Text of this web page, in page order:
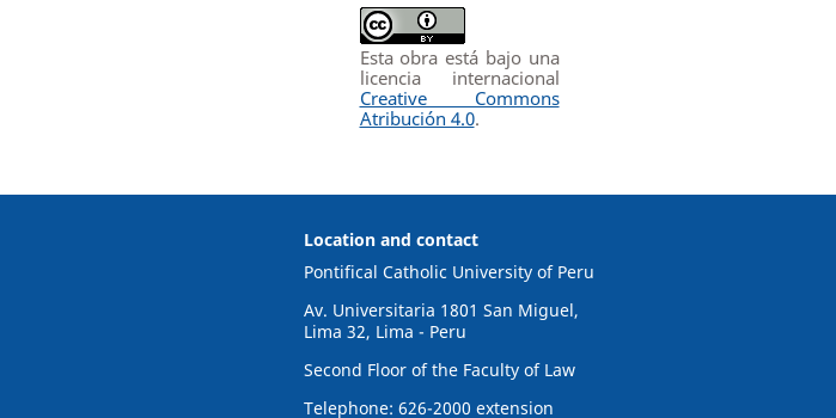
Esta obra está bajo una
licencia internacional
Creative Commons
Atribución 4.0.
Location and contact
Pontifical Catholic University of Peru
Av. Universitaria 1801 San Miguel,
Lima 32, Lima - Peru
Second Floor of the Faculty of Law
Telephone: 626-2000 extension